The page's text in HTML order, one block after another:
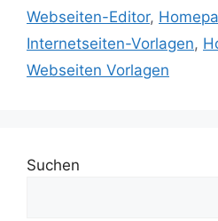
Webseiten-Editor,
Internetseiten-Vorlagen,
Webseiten Vorlagen
Suchen